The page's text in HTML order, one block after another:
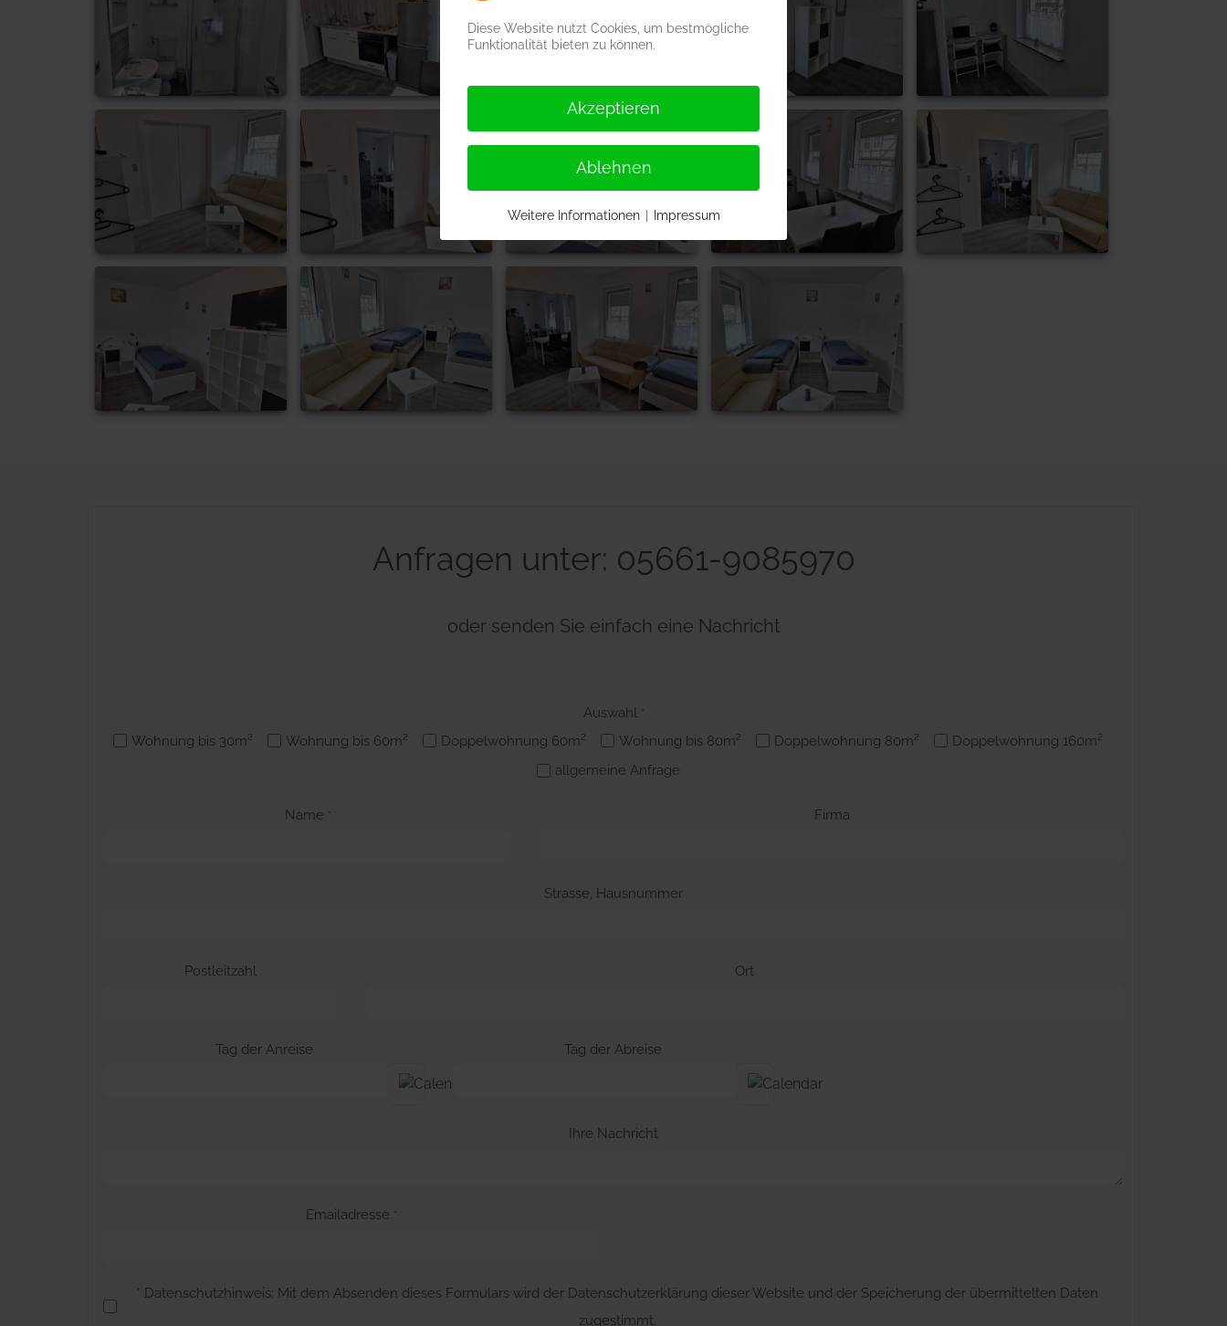
Anfragen unter: 05661-9085970
oder senden Sie einfach eine Nachricht
Auswahl *
Wohnung bis 30m² Wohnung bis 60m² Doppelwohnung 60m² Wohnung bis 80m² Doppelwohnung 80m²
Doppelwohnung 160m²
allgemeine Anfrage
Name * Firma
Strasse, Hausnummer
Postleitzahl Ort
Tag der Anreise Tag der Abreise
Ihre Nachricht
Emailadresse *
* Datenschutzhinweis: Mit dem Absenden dieses Formulars wird der Datenschutzerklärung dieser Website und der Speicherung der übermittelten Daten
zugestimmt.
Diese Website nutzt Cookies, um bestmögliche
Funktionalität bieten zu können.
Akzeptieren
Ablehnen
Weitere Informationen Impressum